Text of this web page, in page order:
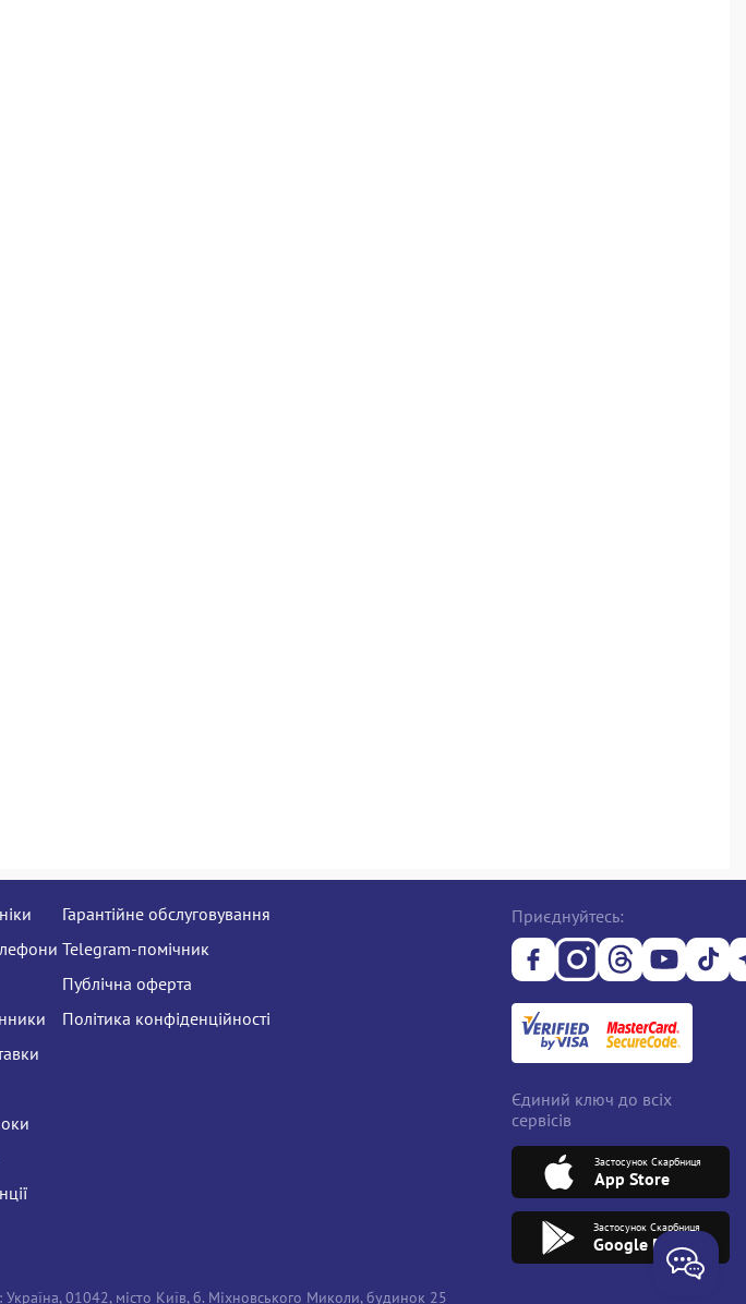
Гарантійне обслуговування
Telegram-помічник
Публічна оферта
Політика конфіденційності
Приєднуйтесь:
Єдиний ключ до всіх
сервісів
Застосунок Скарбниця
App Store
Застосунок Скарбниця
Google Play
01042, місто Київ, б. Міхновського Миколи, будинок 25